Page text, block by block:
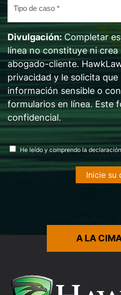
de
caso
*
Divulgación:Completar
línea no constituye ni crea
abogado-cliente.
privacidad y le solicita
información sensible o
formularios en línea. Este
confidencial.
acuerdo
de
divulgación
He leído y comprendo la
A LA